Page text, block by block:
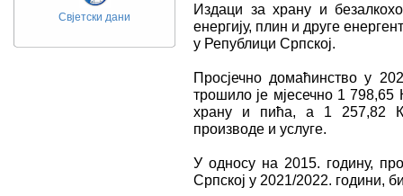
Свјетски дани
Издаци за храну и
енергију, плин и друге
у Републици Српској.
Просјечно домаћинство у
трошило је мјесечно 1
храну и пића, а 1 257,82
производе и услуге.
У односу на 2015. годину,
Српској у 2021/2022. години,